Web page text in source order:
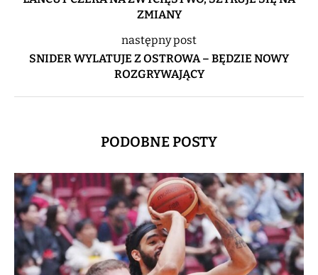
ZMIANY
następny post
SNIDER WYLATUJE Z OSTROWA – BĘDZIE NOWY
ROZGRYWAJĄCY
PODOBNE POSTY